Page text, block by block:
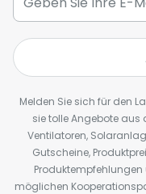
Melden Sie sich für den
sie tolle Angebote aus
Ventilatoren,
Gutscheine,
möglichen